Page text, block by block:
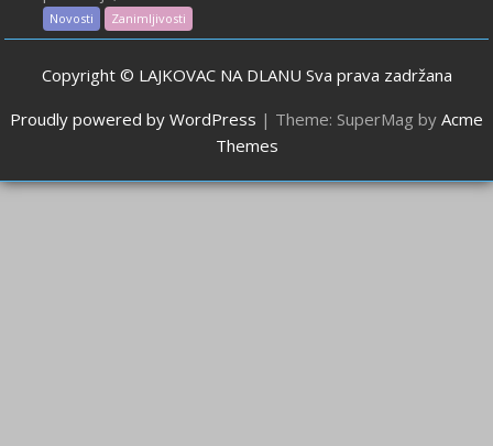
Novosti Zanimljivosti
Copyright © LAJKOVAC NA DLANU Sva prava zadržana
Proudly powered by WordPress | Theme: SuperMag by Acme
Themes